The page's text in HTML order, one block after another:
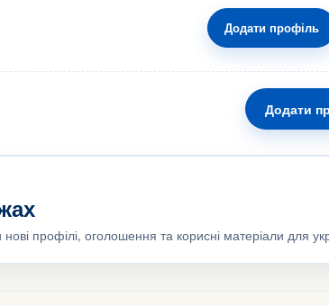
Додати профіль
Додати
профілі, оголошення та корисні матеріали для